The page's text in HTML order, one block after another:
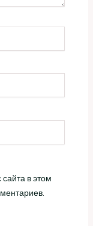
в этом